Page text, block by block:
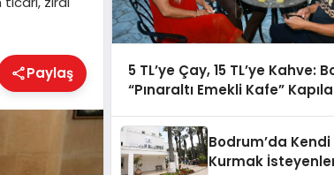
Paylaş
5 TL’ye Çay, 15 TL’ye Kahve:
“Pınaraltı Emekli Kafe”
Bodrum’da Kendi
Kurmak